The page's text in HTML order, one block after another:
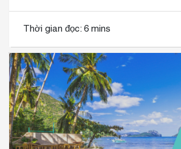
Thời gian đọc: 6 mins